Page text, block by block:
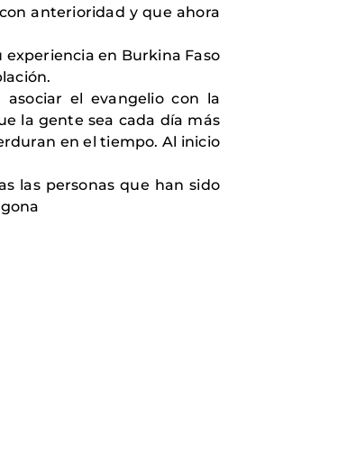
anterioridad y que ahora
experiencia en Burkina Faso
el evangelio con la
la gente sea cada día más
en el tiempo. Al inicio
las personas que han sido